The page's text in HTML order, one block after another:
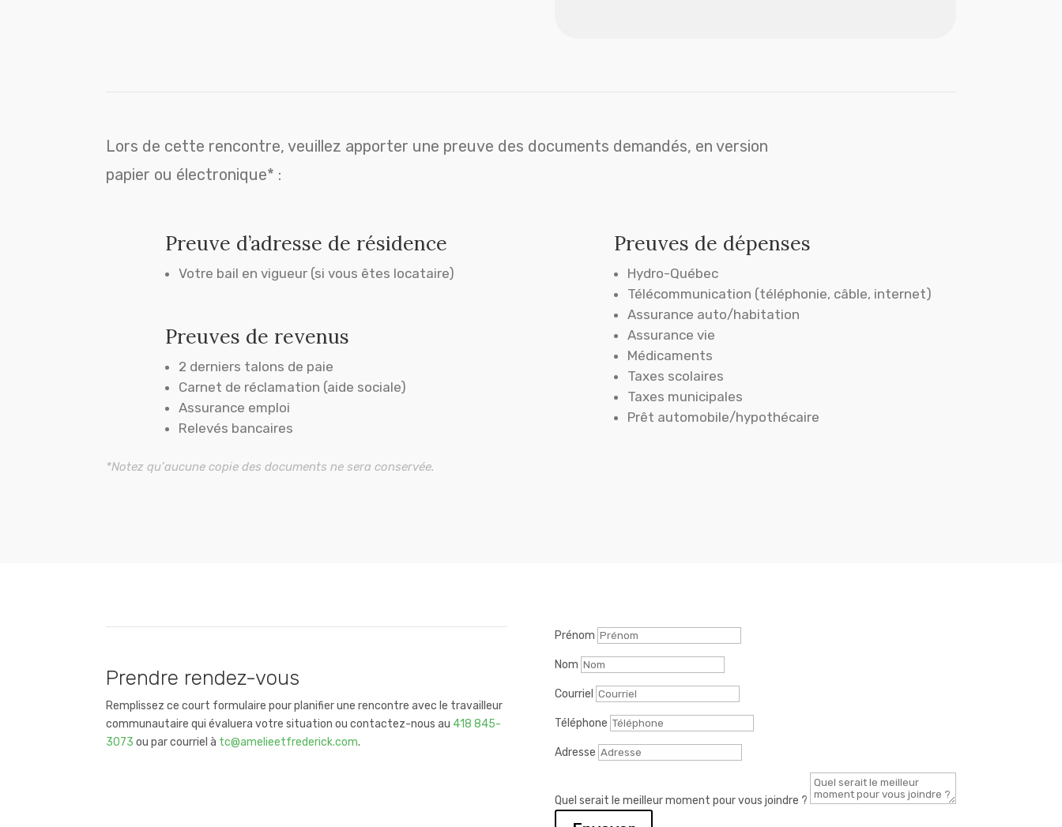
Lors de cette rencontre, veuillez apporter une preuve des documents demandés, en version
papier ou électronique* :
Preuve d’adresse de résidence
Votre bail en vigueur (si vous êtes locataire)
Preuves de revenus
2 derniers talons de paie
Carnet de réclamation (aide sociale)
Assurance emploi
Relevés bancaires
Preuves de dépenses
Hydro-Québec
Télécommunication (téléphonie, câble, internet)
Assurance auto/habitation
Assurance vie
Médicaments
Taxes scolaires
Taxes municipales
Prêt automobile/hypothécaire
*Notez qu’aucune copie des documents ne sera conservée.
Prendre rendez-vous
Remplissez ce court formulaire pour planifier une rencontre avec le travailleur
communautaire qui évaluera votre situation ou contactez-nous au 418 845-
3073 ou par courriel à tc@amelieetfrederick.com.
Prénom
Nom
Courriel
Téléphone
Adresse
Quel serait le meilleur moment pour vous joindre ?